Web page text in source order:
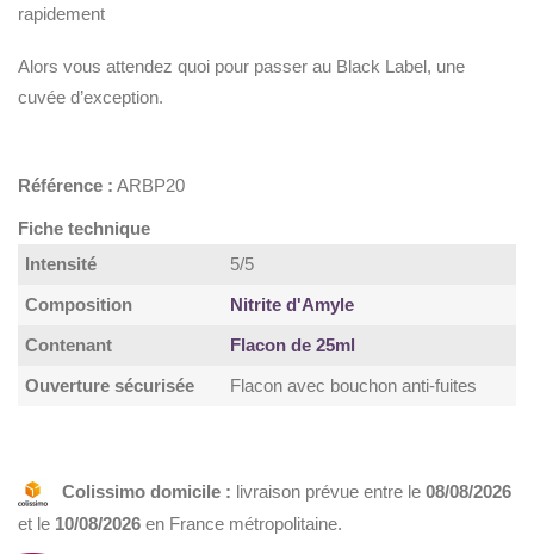
rapidement
Alors vous attendez quoi pour passer au Black Label, une
cuvée d’exception.
Référence : ARBP20
Fiche technique
Intensité
5/5
Composition
Nitrite d'Amyle
Contenant
Flacon de 25ml
Ouverture sécurisée
Flacon avec bouchon anti-fuites
Colissimo domicile : livraison prévue entre le 08/08/2026
et le 10/08/2026 en France métropolitaine.